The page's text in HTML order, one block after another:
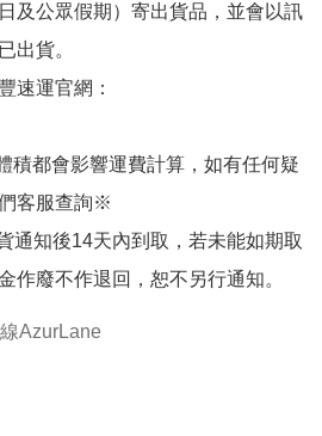
及公眾假期）寄出貨品，並會以訊
出貨。
速運官網：
積都會影響運費計算，如有任何疑
客服查詢※
通知後14天內到取，若未能如期取
作廢不作退回，恕不另行通知。
AzurLane